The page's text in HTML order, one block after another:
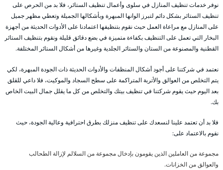
نوفر خدمات تنظيف المنازل في سلوى وأعمال تنظيف الستائر، فلا بد من الحرص على
تنظيف الستائر بشكل دائم لتبرز الوانها المبهرة وبأشكالها الجميلة وتعطي مظهر جميل
على المنازل مع مراعاة العمل حيث نقوم بتنظيفها اعتمادنا على الأدوات الحديثة من أجهزة
البخار التي تعمل على التنظيف بكفاءة متميزة في بضع دقائق قليلة ونقوم بتنظيف الستائر
القطنية والمصنوعة من الستان والستائر الجلدية وغيرها من أشكال الستائر المختلفة.
نعتمد في شركتنا على أجود أشكال المنظفات والأدوات الحديثة ذات الجودة المبهرة، لكي
يتم التخلص من العوالق والأتربة المتراكمة على سطح السجاد والموكيت، فلا داعي للقلق
بعد اليوم حيث يقوم شركتنا في تنظيف بيتك والتخلص من كل ما يقلل جمال البيت الخاص
بك.
فلا بد أن تعتمد علينا لنسعدك على تنظيف منزلك بطرق احترافية وعالية الجودة، حيث
نقوم بالاعتماد على:
مجموعة من العاملين الذين يقومون بإدخال مجموعة من السلالم لإزالة الطحالب
والعوالق من الخزانات.